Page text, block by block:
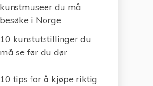
kunstmuseer du må
besøke i Norge
10 kunstutstillinger du
må se før du dør
10 tips for å kjøpe riktig